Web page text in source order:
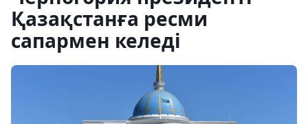
Қазақстанға ресми
сапармен келеді